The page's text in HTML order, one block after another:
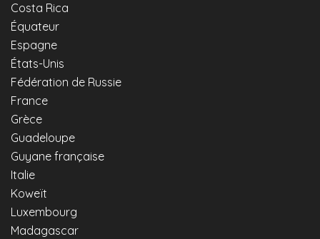
Costa Rica
Équateur
Espagne
États-Unis
Fédération de Russie
France
Grèce
Guadeloupe
Guyane française
Italie
Koweït
Luxembourg
Madagascar